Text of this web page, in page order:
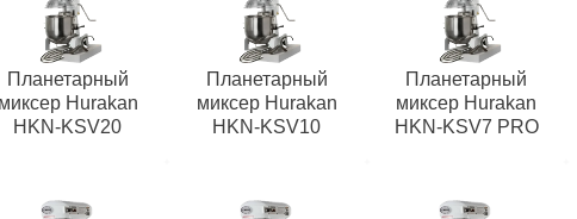
Планетарный
Hurakan
HKN-KSV20
Планетарный
миксер Hurakan
HKN-KSV10
Планетарный
миксер Hurakan
HKN-KSV7 PRO